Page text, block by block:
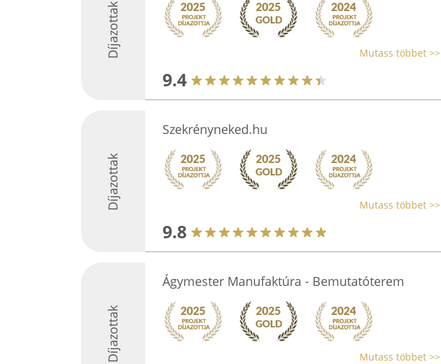
Díjazottak Mutass többet >>
9.4
Díjazottak
Szekrényneked.hu
Mutass többet >>
9.8
Díjazottak
Ágymester Manufaktúra - Bemutatóterem
Mutass többet >>